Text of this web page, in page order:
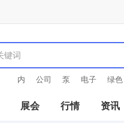
内 公司 泵 电子 绿色
展会 行情 资讯